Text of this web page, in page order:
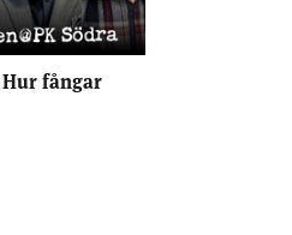
Hur fångar